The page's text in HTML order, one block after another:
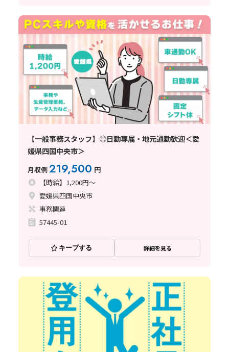
【一般事務スタッフ】◎日勤専属・地元通勤歓迎＜愛
媛県四国中央市＞
月収例219,500 円
【時給】1,200円～
愛媛県四国中央市
事務関連
57445-01
キープする 詳細を見る